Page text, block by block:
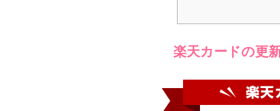
楽天カードの更